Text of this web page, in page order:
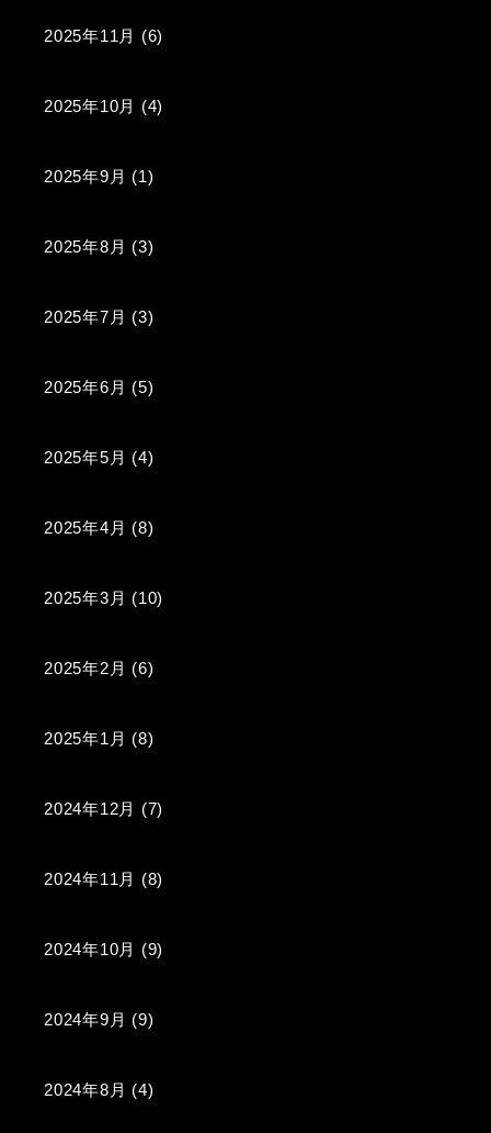
2025年11月 (6)
2025年10月 (4)
2025年9月 (1)
2025年8月 (3)
2025年7月 (3)
2025年6月 (5)
2025年5月 (4)
2025年4月 (8)
2025年3月 (10)
2025年2月 (6)
2025年1月 (8)
2024年12月 (7)
2024年11月 (8)
2024年10月 (9)
2024年9月 (9)
2024年8月 (4)